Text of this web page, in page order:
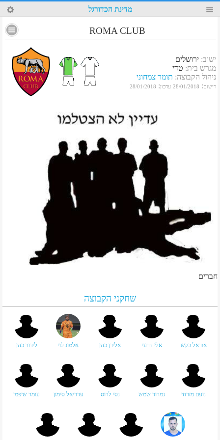
83 מדינת הכדורגל
ROMA CLUB
ישוב: ירושלים
מגרש בית: טדי
ניהול הקבוצה: תומר צמחוני
רישום:
28/01/2018 עדכון:
28/01/2018
חברים
שחקני הקבוצה
אוראל בקש אלי דרעי אלירן כהן אלמוג לוי לידור כהן
נועם מזרחי נמרוד שמש נסי לרוס עדריאל סימון עומר שיפמן